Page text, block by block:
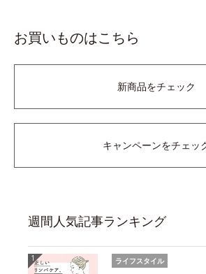
お買いものはこちら
新商品をチェック
キャンペーンをチェッ
週間人気記事ランキング
ライフスタイル